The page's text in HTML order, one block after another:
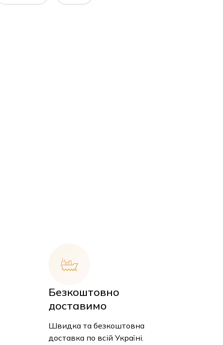
У кошику немає товарів.
До Магазину
Безкоштовно
доставимо
Швидка та безкоштовна
доставка по всій Україні.